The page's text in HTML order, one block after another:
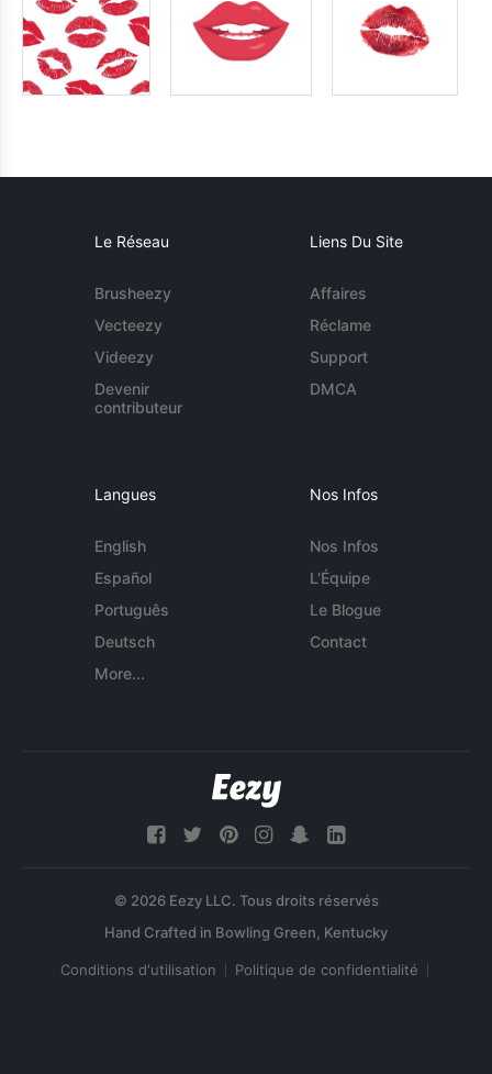
Le Réseau
Brusheezy
Vecteezy
Videezy
Devenir
contributeur
Liens Du Site
Affaires
Réclame
Support
DMCA
Langues
English
Español
Português
Deutsch
More...
Nos Infos
Nos Infos
L'Équipe
Le Blogue
Contact
© 2026 Eezy LLC. Tous droits réservés
Conditions d'utilisation Politique de confidentialité